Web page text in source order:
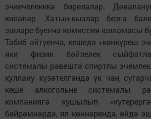
эчкечелекккә биреләләр.
киләләр. Хатын-кызлар безгә
эшләре буенча комиссия юлламасы
Табиб әйтүенчә, кешедә «көнкүреш
яки физик бәйлелек
системалы рәвештә спиртлы
куллану күзәтелгәндә үк чаң
кеше алкогольне системалы
компаниягә кушылып
бәйрәмнәрдә, ял көннәрендә, өйдә